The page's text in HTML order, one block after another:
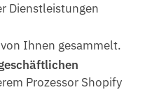
Dienstleistungen
von Ihnen gesammelt.
Prozessor Shopify